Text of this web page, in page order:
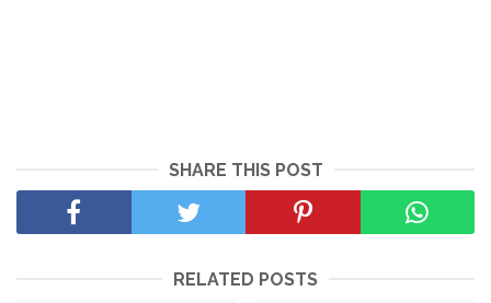
SHARE THIS POST
RELATED POSTS